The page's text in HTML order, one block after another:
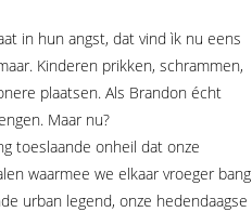
in hun angst, dat vind ìk nu eens
Kinderen prikken, schrammen,
plaatsen. Als Brandon écht
Maar nu?
toeslaande onheil dat onze
waarmee we elkaar vroeger bang
urban legend, onze hedendaagse